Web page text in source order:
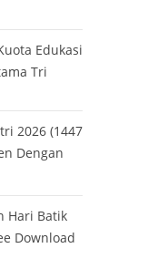
Edukasi
Tri
2026 (1447
Dengan
Hari Batik
Download